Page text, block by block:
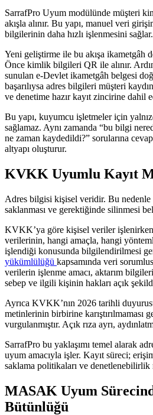
SarrafPro Uyum modülünde müşteri
akışla alınır. Bu yapı, manuel veri
bilgilerinin daha hızlı işlenmesini sağlar.
Yeni geliştirme ile bu akışa ikametgâh
Önce kimlik bilgileri QR ile alınır.
sunulan e-Devlet ikametgâh belgesi
başarılıysa adres bilgileri müşteri
ve denetime hazır kayıt zincirine dahil
Bu yapı, kuyumcu işletmeler için
sağlamaz. Aynı zamanda “bu bilgi
ne zaman kaydedildi?” sorularına
altyapı oluşturur.
KVKK Uyumlu Kayıt
Adres bilgisi kişisel veridir. Bu nedenle
saklanması ve gerektiğinde silinmesi
KVKK’ya göre kişisel veriler
verilerinin, hangi amaçla, hangi
işlendiği konusunda bilgilendirilmesi
yükümlülüğü kapsamında veri
verilerin işlenme amacı, aktarım
sebep ve ilgili kişinin hakları açık
Ayrıca KVKK’nın 2026 tarihli
metinlerinin birbirine karıştırılmaması
vurgulanmıştır. Açık rıza ayrı,
SarrafPro bu yaklaşımı temel alarak
uyum amacıyla işler. Kayıt süreci;
saklama politikaları ve denetlenebilirlik
MASAK Uyum
Bütünlüğü